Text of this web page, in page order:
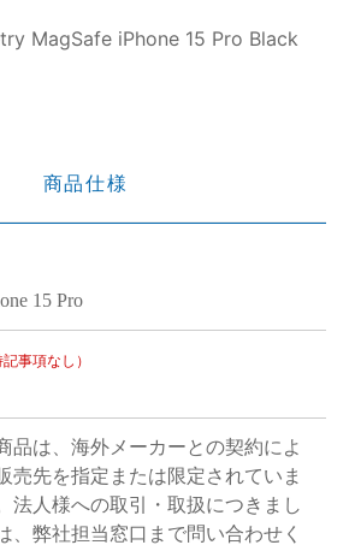
MagSafe iPhone 15 Pro Black
商品仕様
15 Pro
記事項なし）
品は、海外メーカーとの契約によ
売先を指定または限定されていま
法人様への取引・取扱につきまし
、弊社担当窓口まで問い合わせく